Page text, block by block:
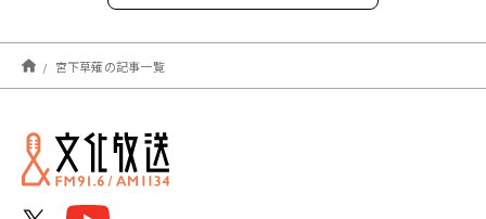
2026年06月
2025年07月
2025年05月
宮下草薙の記事一覧